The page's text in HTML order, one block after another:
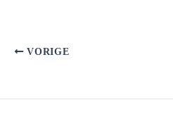
VORIGE